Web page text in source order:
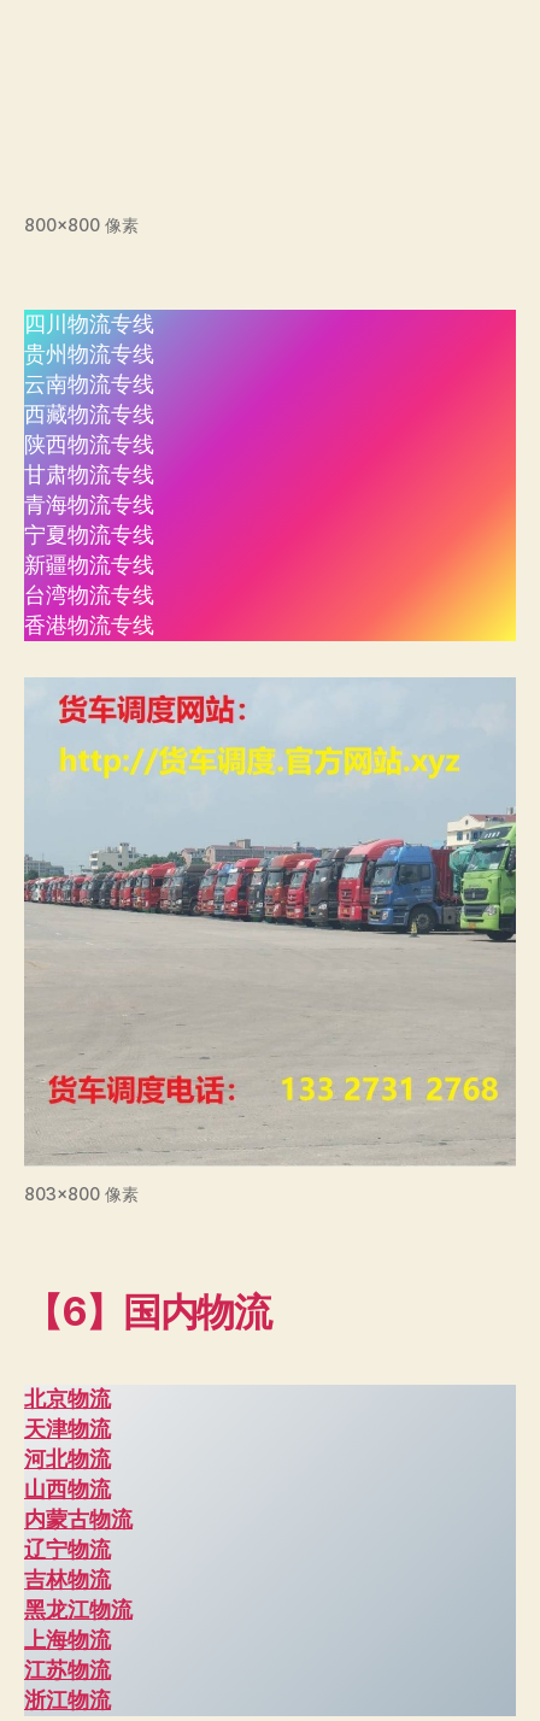
800×800 像素
四川物流专线
贵州物流专线
云南物流专线
西藏物流专线
陕西物流专线
甘肃物流专线
青海物流专线
宁夏物流专线
新疆物流专线
台湾物流专线
香港物流专线
803×800 像素
【6】国内物流
北京物流
天津物流
河北物流
山西物流
内蒙古物流
辽宁物流
吉林物流
黑龙江物流
上海物流
江苏物流
浙江物流